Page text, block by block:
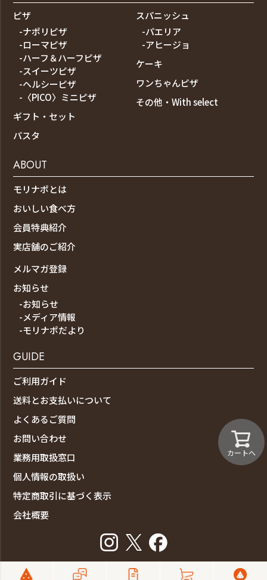
カートへ
ピザ
-ナポリピザ
-ローマピザ
-ハーフ＆ハーフピザ
-スイーツピザ
-ヘルシーピザ
-〈PICO〉ミニピザ
ギフト・セット
パスタ
スパニッシュ
-パエリア
-アヒージョ
ケーキ
ワンちゃんピザ
その他・With select
ABOUT
モリナポとは
おいしい食べ方
会員特典紹介
実店舗のご紹介
メルマガ登録
お知らせ
-お知らせ
-メディア情報
-モリナポだより
GUIDE
ご利用ガイド
送料とお支払いについて
よくあるご質問
お問い合わせ
業務用取扱窓口
個人情報の取扱い
特定商取引に基づく表示
会社概要